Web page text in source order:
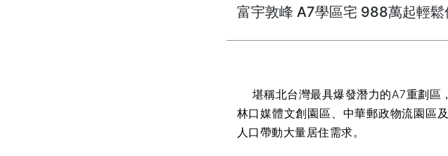
富宇敦峰 A7學區宅 988萬起輕鬆
堪稱北台灣最具爆發潛力的A7重劃區
林口媒體文創園區、中華郵政物流園區
人口帶動大量居住需求。